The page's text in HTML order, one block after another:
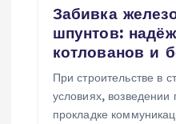
Забивка
шпунтов:
котлованов и
При строительстве в
условиях, возведении
прокладке